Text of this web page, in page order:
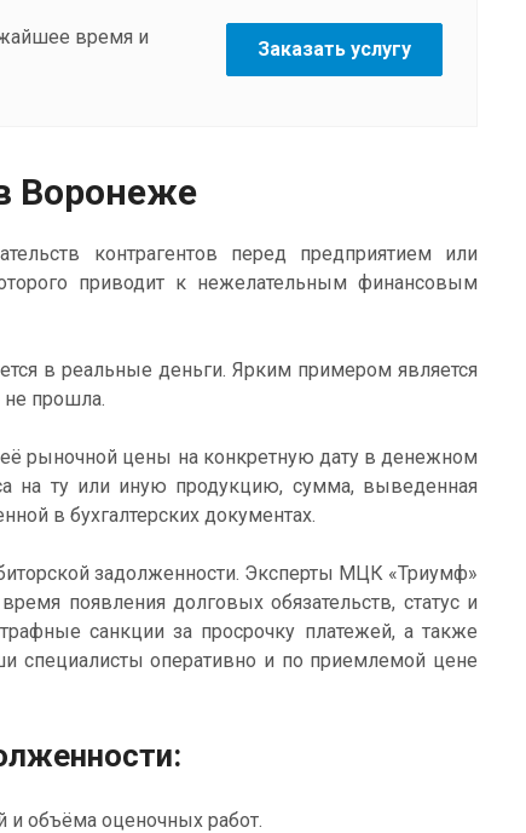
время и
Заказать услугу
Воронеже
контрагентов перед предприятием или
приводит к нежелательным финансовым
в реальные деньги. Ярким примером является
не прошла.
рыночной цены на конкретную дату в денежном
на ту или иную продукцию, сумма, выведенная
в бухгалтерских документах.
задолженности. Эксперты МЦК «Триумф»
появления долговых обязательств, статус и
санкции за просрочку платежей, а также
специалисты оперативно и по приемлемой цене
и объёма оценочных работ.